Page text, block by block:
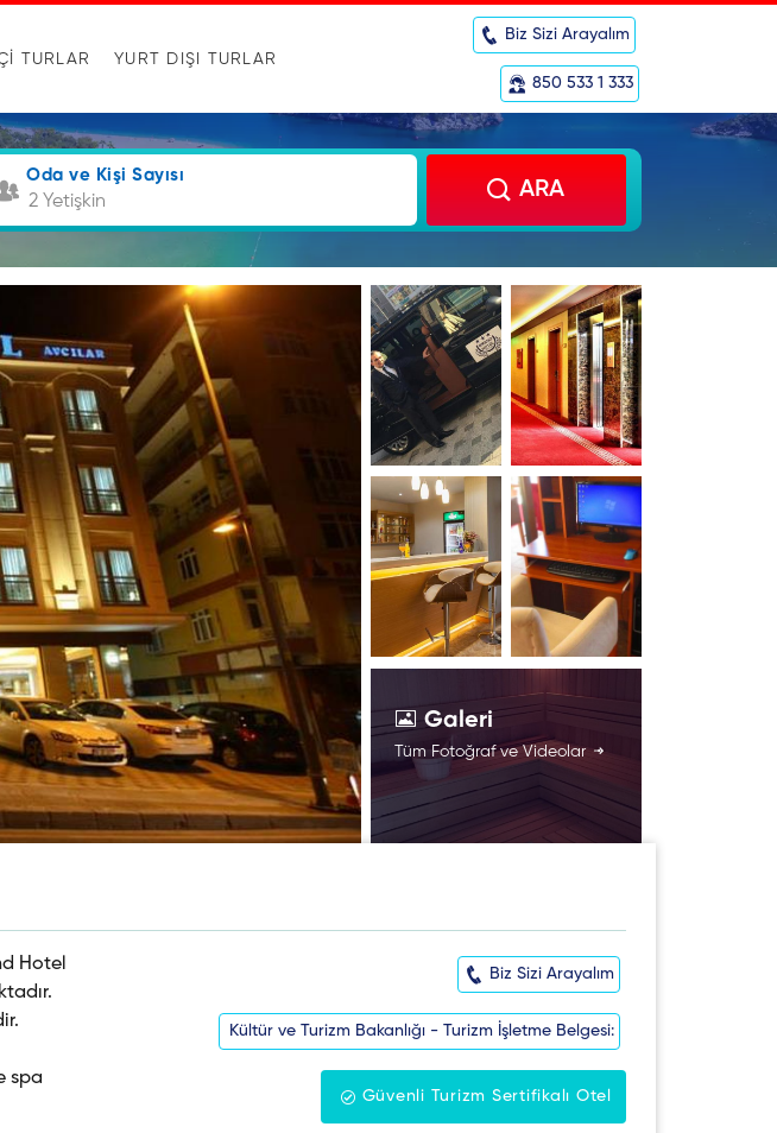
TURLAR YURT DIŞI TURLAR
Biz Sizi Arayalım
850 533 1 333
Oda ve Kişi Sayısı
2 Yetişkin ARA
Galeri
Tüm Fotoğraf ve Videolar
Hotel
spa
Biz Sizi Arayalım
Kültür ve Turizm Bakanlığı - Turizm İşletme Belgesi:
Güvenli Turizm Sertifikalı Otel